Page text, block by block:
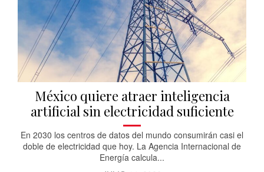
México quiere atraer inteligencia
artificial sin electricidad suficiente
En 2030 los centros de datos del mundo consumirán casi el
doble de electricidad que hoy. La Agencia Internacional de
Energía calcula...